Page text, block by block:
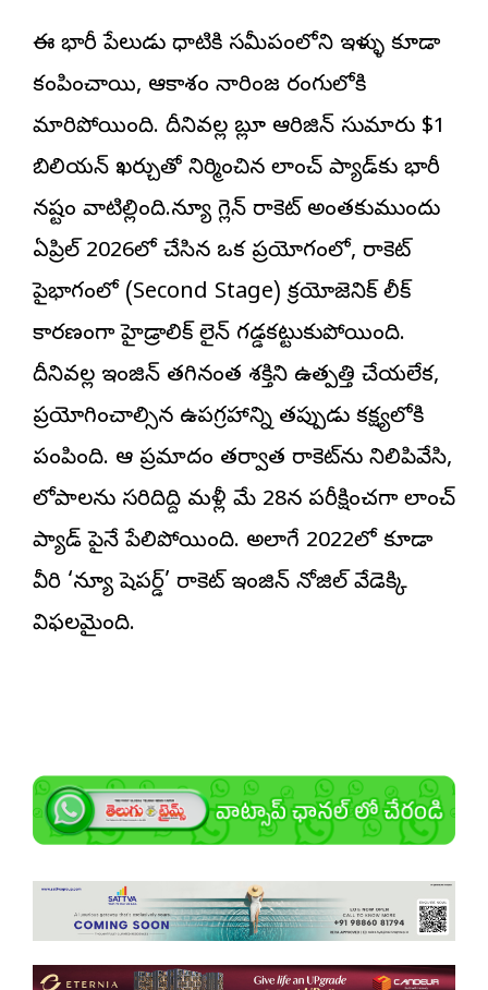
ఈ భారీ పేలుడు ధాటికి సమీపంలోని ఇళ్ళు కూడా
కంపించాయి, ఆకాశం నారింజ రంగులోకి
మారిపోయింది. దీనివల్ల బ్లూ ఆరిజిన్ సుమారు $1
బిలియన్ ఖర్చుతో నిర్మించిన లాంచ్ ప్యాడ్‌కు భారీ
నష్టం వాటిల్లింది.న్యూ గ్లెన్ రాకెట్ అంతకుముందు
ఏప్రిల్ 2026లో చేసిన ఒక ప్రయోగంలో, రాకెట్
పైభాగంలో (Second Stage) క్రయోజెనిక్ లీక్
కారణంగా హైడ్రాలిక్ లైన్ గడ్డకట్టుకుపోయింది.
దీనివల్ల ఇంజిన్ తగినంత శక్తిని ఉత్పత్తి చేయలేక,
ప్రయోగించాల్సిన ఉపగ్రహాన్ని తప్పుడు కక్ష్యలోకి
పంపింది. ఆ ప్రమాదం తర్వాత రాకెట్‌ను నిలిపివేసి,
లోపాలను సరిదిద్ది మళ్లీ మే 28న పరీక్షించగా లాంచ్
ప్యాడ్ పైనే పేలిపోయింది. అలాగే 2022లో కూడా
వీరి ‘న్యూ షెపర్డ్’ రాకెట్ ఇంజిన్ నోజిల్ వేడెక్కి
విఫలమైంది.